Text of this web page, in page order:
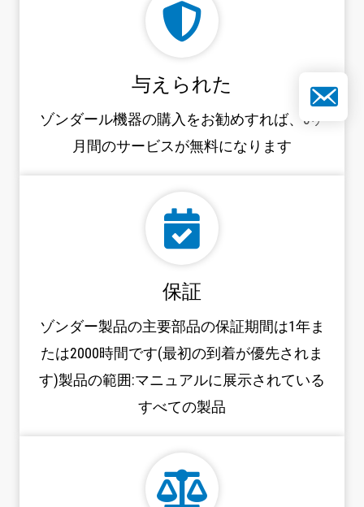
与えられた
ゾンダール機器の購入をお勧めすれば、3ヶ
月間のサービスが無料になります
保証
ゾンダー製品の主要部品の保証期間は1年ま
たは2000時間です(最初の到着が優先されま
す)製品の範囲:マニュアルに展示されている
すべての製品
メールア